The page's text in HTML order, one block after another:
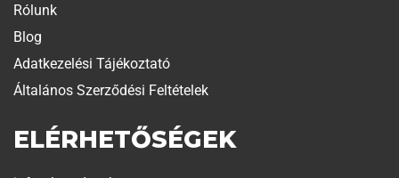
Rólunk
Blog
Adatkezelési Tájékoztató
Általános Szerződési Feltételek
ELÉRHETŐSÉGEK